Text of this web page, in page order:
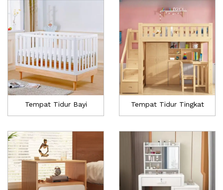
Tempat Tidur Bayi Tempat Tidur Tingkat